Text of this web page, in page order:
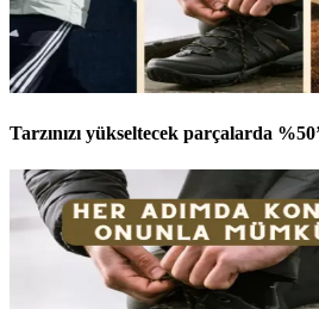
Tarzınızı yükseltecek parçalarda